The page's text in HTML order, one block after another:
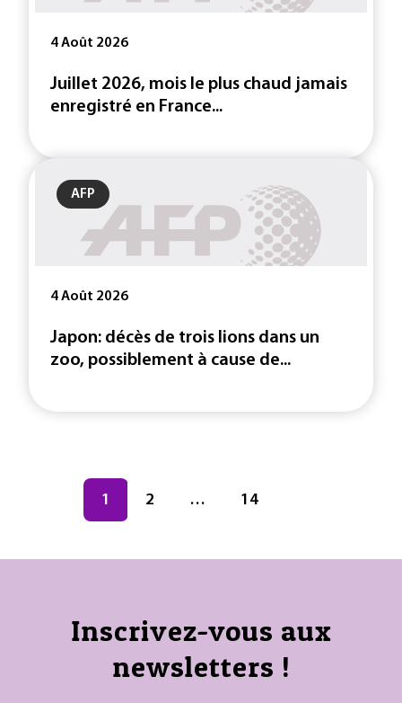
4 Août 2026
Juillet 2026, mois le plus chaud jamais
enregistré en France...
AFP
4 Août 2026
Japon: décès de trois lions dans un
zoo, possiblement à cause de...
Navigation des articles
Page
1 Page
2 … Page
14
Inscrivez-vous aux
newsletters !